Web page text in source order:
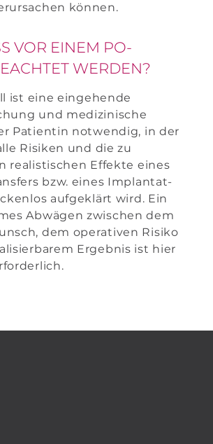
können.
VOR EINEM PO-
WERDEN?
ist eine eingehende
und medizinische
Patientin notwendig, in der
Risiken und die zu
realistischen Effekte eines
bzw. eines Implantat-
aufgeklärt wird. Ein
Abwägen zwischen dem
dem operativen Risiko
Ergebnis ist hier